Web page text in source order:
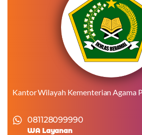
Kantor Wilayah Kementerian Agama
081128099990
WA Layanan